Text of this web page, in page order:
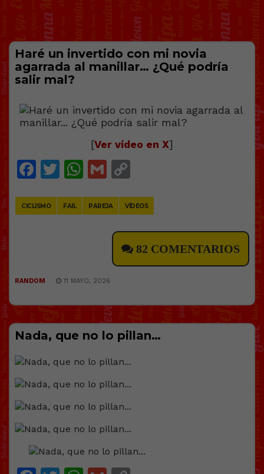
Haré un invertido con mi novia
agarrada al manillar… ¿Qué podría
salir mal?
[Ver vídeo en X]
Facebook
Twitter
WhatsApp
Gmail
CICLISMO FAIL PAREJA VÍDEOS
82 COMENTARIOS
RANDOM 11 MAYO, 2026
Nada, que no lo pillan…